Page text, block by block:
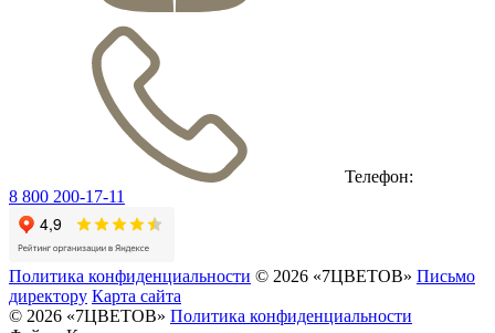
Телефон:
8 800 200-17-11
Политика конфиденциальности © 2026 «7ЦВЕТОВ» Письмо
директору Карта сайта
© 2026 «7ЦВЕТОВ» Политика конфиденциальности